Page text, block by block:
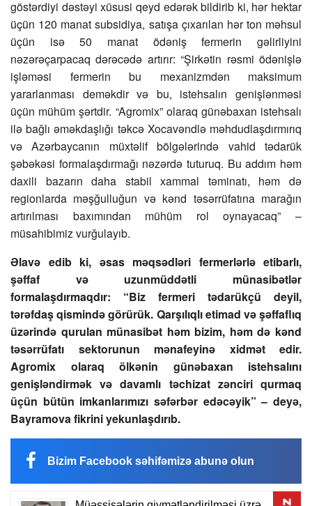
göstərdiyi dəstəyi xüsusi qeyd edərək bildirib ki, hər hektar
üçün 120 manat subsidiya, satışa çıxarılan hər ton məhsul
üçün isə 50 manat ödəniş fermerin gəlirliyini
nəzərəçarpacaq dərəcədə artırır: “Şirkətin rəsmi ödənişlə
işləməsi fermerin bu mexanizmdən maksimum
yararlanması deməkdir və bu, istehsalın genişlənməsi
üçün mühüm şərtdir. “Agromix” olaraq günəbaxan istehsalı
ilə bağlı əməkdaşlığı təkcə Xocavəndlə məhdudlaşdırmırıq
və Azərbaycanın müxtəlif bölgələrində vahid tədarük
şəbəkəsi formalaşdırmağı nəzərdə tuturuq. Bu addım həm
daxili bazarın daha stabil xammal təminatı, həm də
regionlarda məşğulluğun və kənd təsərrüfatına marağın
artırılması baxımından mühüm rol oynayacaq” –
müsahibimiz vurğulayıb.
Əlavə edib ki, əsas məqsədləri fermerlərlə etibarlı,
şəffaf və uzunmüddətli münasibətlər
formalaşdırmaqdır: “Biz fermeri tədarükçü deyil,
tərəfdaş qismində görürük. Qarşılıqlı etimad və şəffaflıq
üzərində qurulan münasibət həm bizim, həm də kənd
təsərrüfatı sektorunun mənafeyinə xidmət edir.
Agromix olaraq ölkənin günəbaxan istehsalını
genişləndirmək və davamlı təchizat zənciri qurmaq
üçün bütün imkanlarımızı səfərbər edəcəyik” – deyə,
Bayramova fikrini yekunlaşdırıb.
Bizim Facebook səhifəmizə abunə olun